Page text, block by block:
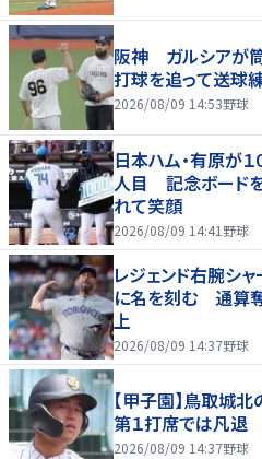
阪神 ガルシアが
打球を追って送球
2026/08/09 14:53野球
日本ハム・有原が
人目 記念ボード
れて笑顔
2026/08/09 14:41 野球
レジェンド右腕シ
に名を刻む 通算
上
2026/08/09 14:37野球
【甲子園】鳥取城
第１打席では凡退
2026/08/09 14:37野球